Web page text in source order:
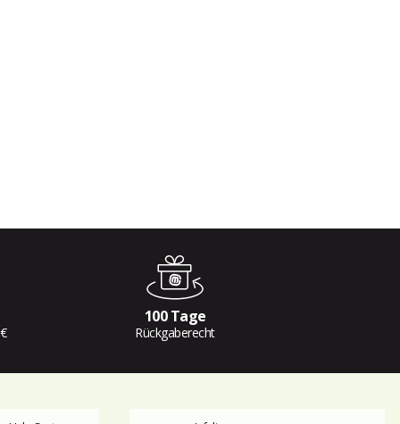
100 Tage
Rückgaberecht